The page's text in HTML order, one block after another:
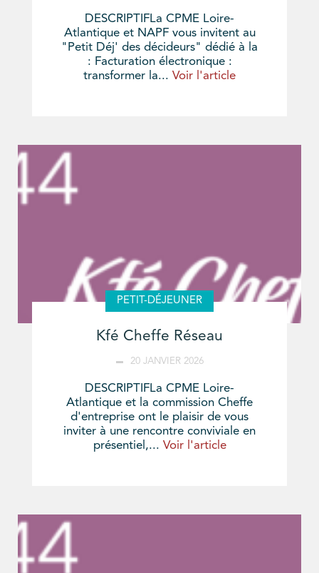
DESCRIPTIFLa CPME Loire-
Atlantique et NAPF vous invitent au
"Petit Déj' des décideurs" dédié à la
: Facturation électronique :
transformer la... Voir l'article
PETIT-DÉJEUNER
Kfé Cheffe Réseau
20 JANVIER 2026
DESCRIPTIFLa CPME Loire-
Atlantique et la commission Cheffe
d'entreprise ont le plaisir de vous
inviter à une rencontre conviviale en
présentiel,... Voir l'article